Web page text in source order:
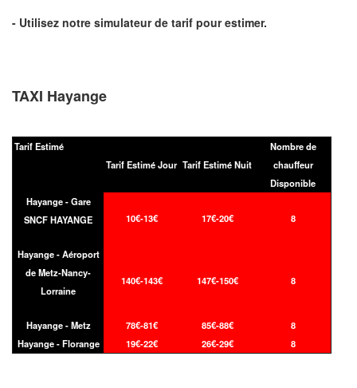
- Utilisez notre simulateur de tarif pour estimer.
TAXI Hayange
Tarif Estimé
Tarif Estimé Jour Tarif Estimé Nuit
Nombre de
chauffeur
Disponible
Hayange - Gare
SNCF HAYANGE
10€-13€ 17€-20€ 8
Hayange - Aéroport
de Metz-Nancy-
Lorraine
140€-143€ 147€-150€ 8
Hayange - Metz 78€-81€ 85€-88€
8
Hayange - Florange
19€-22€ 26€-29€ 8